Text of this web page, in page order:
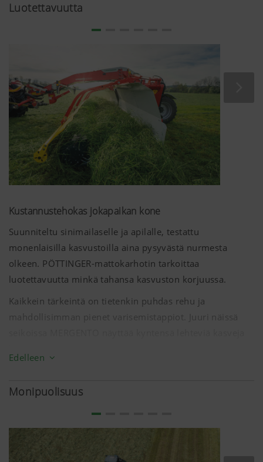
ruokintakustannuksia ja parantaa samalla eläinten
hedelmällisyydellä, pitkäikäisyydellä ja ennen kaikkea
korkeammalla maitotuotoksella ja päiväkasvulla.
Loppujen lopuksi hyödyt puhtaasta, korkealaatuisesta
nurmirehusta, koska myös taloudellinen tulos on
parempi.
Luotettavuutta
Kustannustehokas jokapaikan kone
Suunniteltu sinimailaselle ja apilalle, testattu
monenlaisilla kasvustoilla aina pysyvästä nurmesta
olkeen. PÖTTINGER-mattokarhotin tarkoittaa
luotettavuutta minkä tahansa kasvuston korjuussa.
Kaikkein tärkeintä on tietenkin puhdas rehu ja
on se suunniteltu toimimaan tehokkaasti ja
suorituskykyisesti millä tahansa kasvilla.
MERGENTO VT 9220.
Edelleen
Monipuolisuus